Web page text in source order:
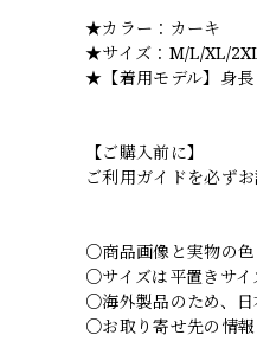
★カラー：カーキ
★サイズ：M/L/XL/
★【着用モデル】身
【ご購入前に】
ご利用ガイドを必ずお
○商品画像と実物の色
○サイズは平置きサイ
○海外製品のため、日
○お取り寄せ先の情報